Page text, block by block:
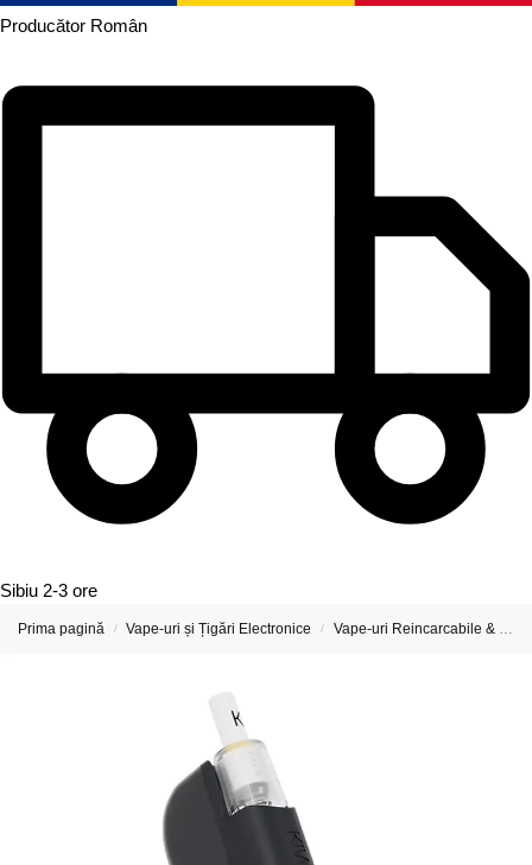
Producător Român
Sibiu 2-3 ore
Prima pagină / Vape-uri și Țigări Electronice / Vape-uri Reincarcabile & Țigări Electronice Reîncărcabile